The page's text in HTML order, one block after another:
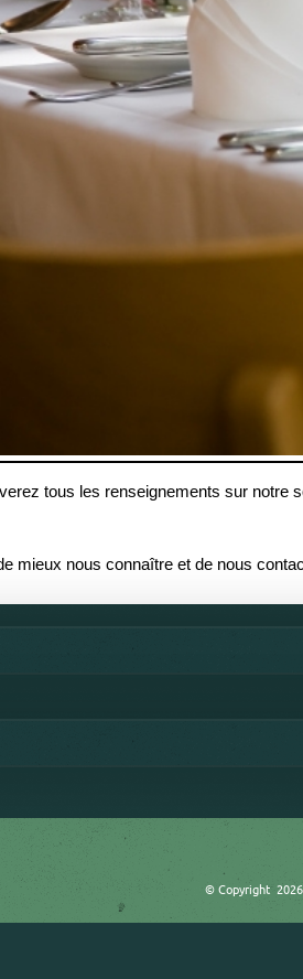
tous les renseignements sur notre
mieux nous connaître et de nous
© Copyright 2026